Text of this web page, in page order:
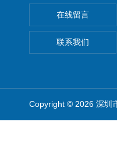
在线留言
联系我们
Copyright © 2026 深圳